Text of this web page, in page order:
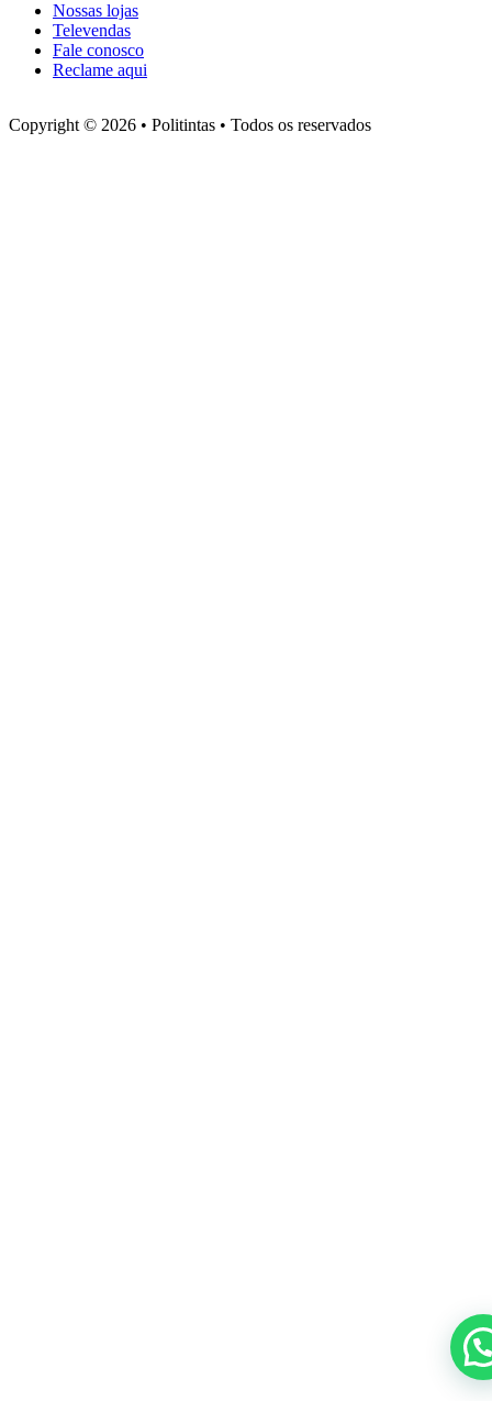
Nossas lojas
Televendas
Fale conosco
Reclame aqui
Copyright © 2026 • Politintas • Todos os reservados